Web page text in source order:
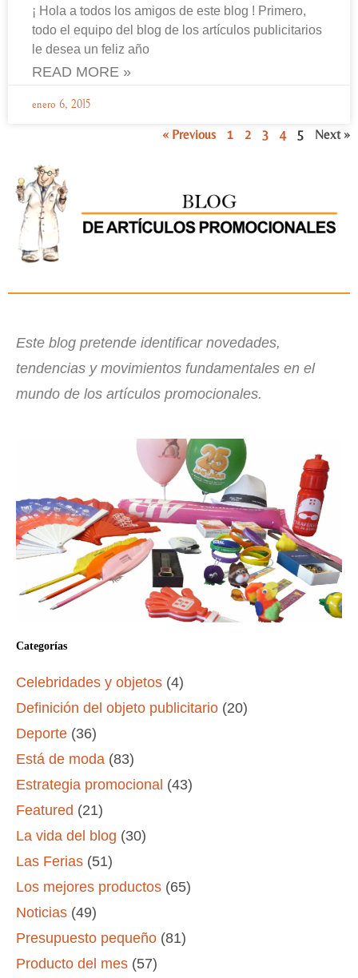
¡ Hola a todos los amigos de este blog ! Primero,
todo el equipo del blog de los artículos publicitarios
le desea un feliz año
READ MORE »
enero 6, 2015
« Previous 1 2 3 4 5 Next »
Este blog pretende identificar novedades,
tendencias y movimientos fundamentales en el
mundo de los artículos promocionales.
Categorías
Celebridades y objetos (4)
Definición del objeto publicitario (20)
Deporte (36)
Está de moda (83)
Estrategia promocional (43)
Featured (21)
La vida del blog (30)
Las Ferias (51)
Los mejores productos (65)
Noticias (49)
Presupuesto pequeño (81)
Producto del mes (57)